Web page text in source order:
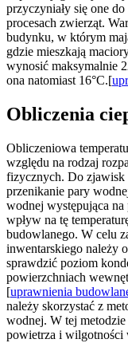
przyczyniały się one
procesach zwierząt.
budynku, w którym
gdzie mieszkają
wynosić maksymalnie
ona natomiast 16°C.[
Obliczenia
Obliczeniowa
względu na rodzaj
fizycznych. Do zjawisk
przenikanie pary
wodnej występująca
wpływ na tę
budowlanego. W celu
inwentarskiego należy
sprawdzić poziom
powierzchniach
[uprawnienia
należy skorzystać z
wodnej. W tej metodzie
powietrza i wilgotności